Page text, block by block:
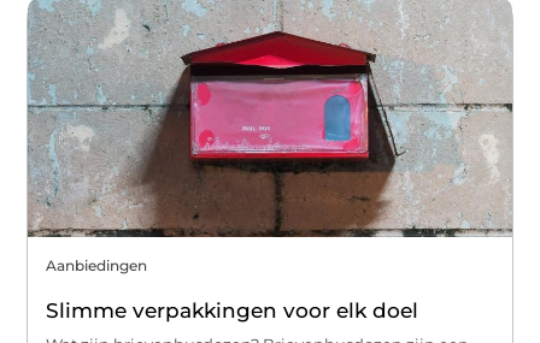
Aanbiedingen
Slimme verpakkingen voor elk doel